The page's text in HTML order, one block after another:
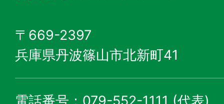
〒669-2397
兵庫県丹波篠山市北新町41